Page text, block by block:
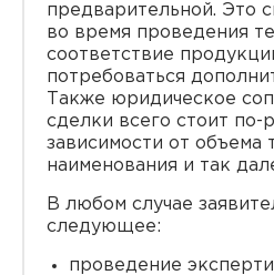
предварительной. Это
во время проведения
соответствие
потребоваться
Также юридическое
сделки всего стоит по-
зависимости от объема
наименования и так
В любом случае
следующее:
проведение